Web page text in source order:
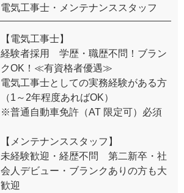
電気工事士・メンテナンススタッフ
【電気工事士】
経験者採用 学歴・職歴不問！ブラン
クOK！≪有資格者優遇≫
電気工事士としての実務経験がある方
（1～2年程度あればOK）
※普通⾃動⾞免許（AT 限定可）必須
【メンテナンススタッフ】
未経験歓迎・経歴不問 第二新卒・社
会人デビュー・ブランクありの方も⼤
歓迎